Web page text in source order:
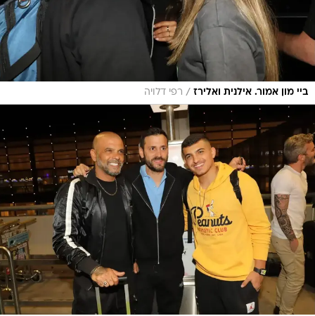
ביי מון אמור. אילנית ואלירז / רפי דלויה